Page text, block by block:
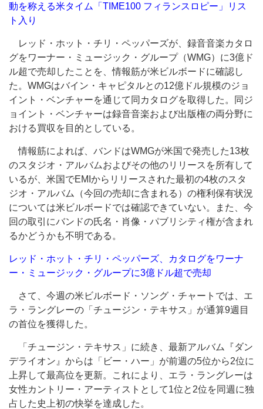
動を称える米タイム「TIME100 フィランスロピー」リス
ト入り
レッド・ホット・チリ・ペッパーズが、録音音楽カタロ
グをワーナー・ミュージック・グループ（WMG）に3億ド
ル超で売却したことを、情報筋が米ビルボードに確認し
た。WMGはバイン・キャピタルとの12億ドル規模のジョ
イント・ベンチャーを通じて同カタログを取得した。同ジ
ョイント・ベンチャーは録音音楽および出版権の両分野に
おける買収を目的としている。
情報筋によれば、バンドはWMGが米国で発売した13枚
のスタジオ・アルバムおよびその他のリリースを所有して
いるが、米国でEMIからリリースされた最初の4枚のスタ
ジオ・アルバム（今回の売却に含まれる）の権利保有状況
については米ビルボードでは確認できていない。また、今
回の取引にバンドの氏名・肖像・パブリシティ権が含まれ
るかどうかも不明である。
レッド・ホット・チリ・ペッパーズ、カタログをワーナ
ー・ミュージック・グループに3億ドル超で売却
さて、今週の米ビルボード・ソング・チャートでは、エ
ラ・ラングレーの「チュージン・テキサス」が通算9週目
の首位を獲得した。
「チュージン・テキサス」に続き、最新アルバム『ダン
デライオン』からは「ビー・ハー」が前週の5位から2位に
上昇して最高位を更新。これにより、エラ・ラングレーは
女性カントリー・アーティストとして1位と2位を同週に独
占した史上初の快挙を達成した。